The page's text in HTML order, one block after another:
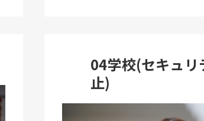
04学校(セキュリ
止)